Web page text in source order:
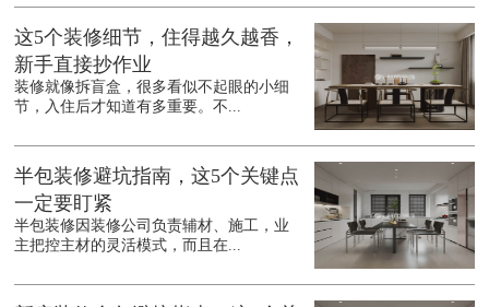
这5个装修细节，住得越久越香，
新手直接抄作业
装修就像拆盲盒，很多看似不起眼的小细
节，入住后才知道有多重要。不...
半包装修避坑指南，这5个关键点
一定要盯紧
半包装修因装修公司负责辅材、施工，业
主把控主材的灵活模式，而且在...